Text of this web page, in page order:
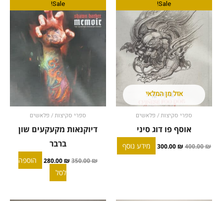
Sale!
אזל מן המלאי
ספרי סקיצות / פלאשים
אוסף פו דוג סיני
400.00₪
המקורי
היה:
400.00 ₪.
300.00 ₪
הנוכחי
הוא:
300.00 ₪.
מידע נוסף
Sale!
ספרי סקיצות / פלאשים
דיוקנאות מקעקעים שון
ברבר
350.00₪
המקורי
היה:
350.00 ₪.
280.00 ₪
הנוכחי
הוא:
280.00 ₪.
הוספה
לסל